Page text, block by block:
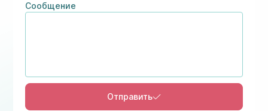
Скидки и акции на массаж в Киеве
щитовидной железы
Диагностика щитовидной железы
Акция: 20% скидки на консультации врачей!
Сообщение
Отправить